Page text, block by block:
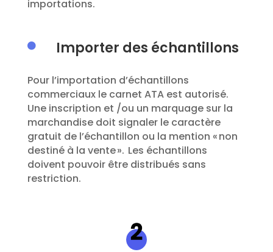
importations.
 Importer des échantillons
Pour l’importation d’échantillons
commerciaux le carnet ATA est autorisé.
Une inscription et /ou un marquage sur la
marchandise doit signaler le caractère
gratuit de l’échantillon ou la mention « non
destiné à la vente ». Les échantillons
doivent pouvoirêtre distribués sans
restriction.